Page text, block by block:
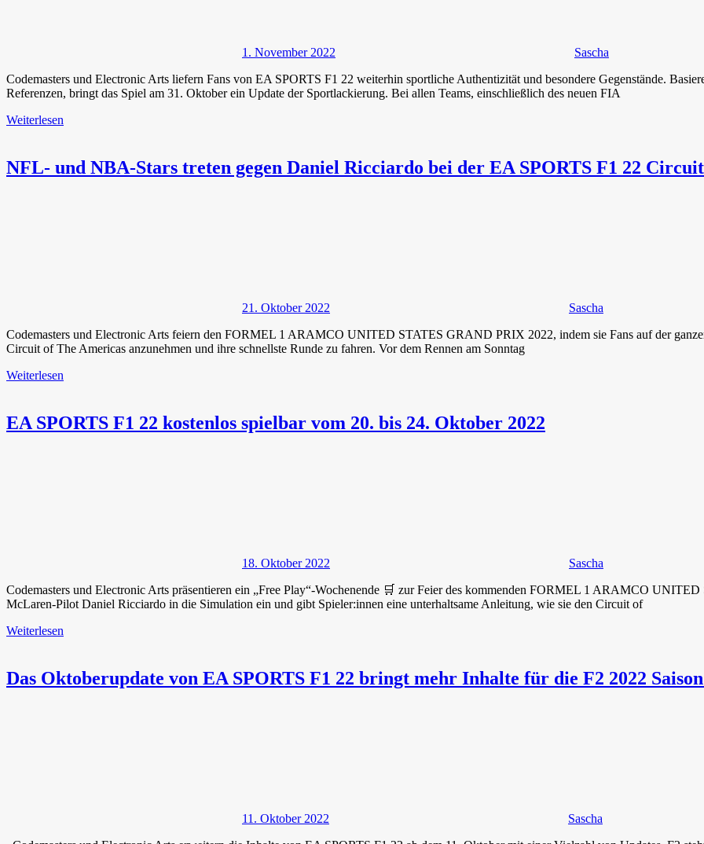
1. November 2022
Sascha
Codemasters und Electronic Arts liefern Fans von EA SPORTS F1 22 weiterhin sportliche Authentizität und besondere Gegenstände.
Referenzen, bringt das Spiel am 31. Oktober ein Update der Sportlackierung. Bei allen Teams, einschließlich des neuen FIA
Weiterlesen
NFL- und NBA-Stars treten gegen Daniel Ricciardo bei der EA SPORTS F1 22
21. Oktober 2022
Sascha
Codemasters und Electronic Arts feiern den FORMEL 1 ARAMCO UNITED STATES GRAND PRIX 2022, indem sie Fans auf der
Circuit of The Americas anzunehmen und ihre schnellste Runde zu fahren. Vor dem Rennen am Sonntag
Weiterlesen
EA SPORTS F1 22 kostenlos spielbar vom 20. bis 24. Oktober 2022
18. Oktober 2022
Sascha
Codemasters und Electronic Arts präsentieren ein „Free Play“-Wochenende 🛒 zur Feier des kommenden FORMEL 1 ARAMCO
McLaren-Pilot Daniel Ricciardo in die Simulation ein und gibt Spieler:innen eine unterhaltsame Anleitung, wie sie den Circuit of
Weiterlesen
Das Oktoberupdate von EA SPORTS F1 22 bringt mehr Inhalte für die F2 2022
11. Oktober 2022
Sascha